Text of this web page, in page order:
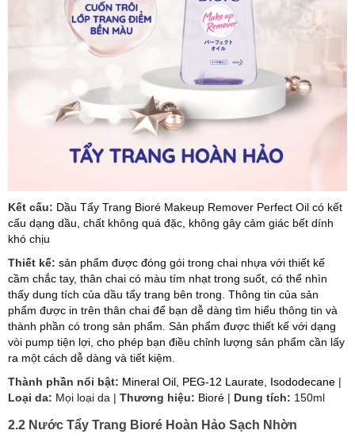
Kết cấu: Dầu Tẩy Trang Bioré Makeup Remover Perfect Oil có kết
cấu dạng dầu, chất không quá đặc, không gây cảm giác bết dính
khó chịu
Thiết kế: sản phẩm được đóng gói trong chai nhựa với thiết kế
cầm chắc tay, thân chai có màu tím nhạt trong suốt, có thể nhìn
thấy dung tích của dầu tẩy trang bên trong. Thông tin của sản
phẩm được in trên thân chai để bạn dễ dàng tìm hiểu thông tin và
thành phần có trong sản phẩm. Sản phẩm được thiết kế với dạng
vòi pump tiện lợi, cho phép bạn điều chỉnh lượng sản phẩm cần lấy
ra một cách dễ dàng và tiết kiệm.
Thành phần nổi bật: Mineral Oil, PEG-12 Laurate, Isododecane |
Loại da: Mọi loại da | Thương hiệu: Bioré | Dung tích: 150ml
2.2 Nước Tẩy Trang Bioré Hoàn Hảo Sạch Nhờn